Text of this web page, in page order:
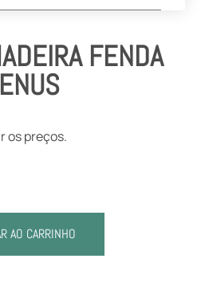
FENDA
os preços.
AO CARRINHO